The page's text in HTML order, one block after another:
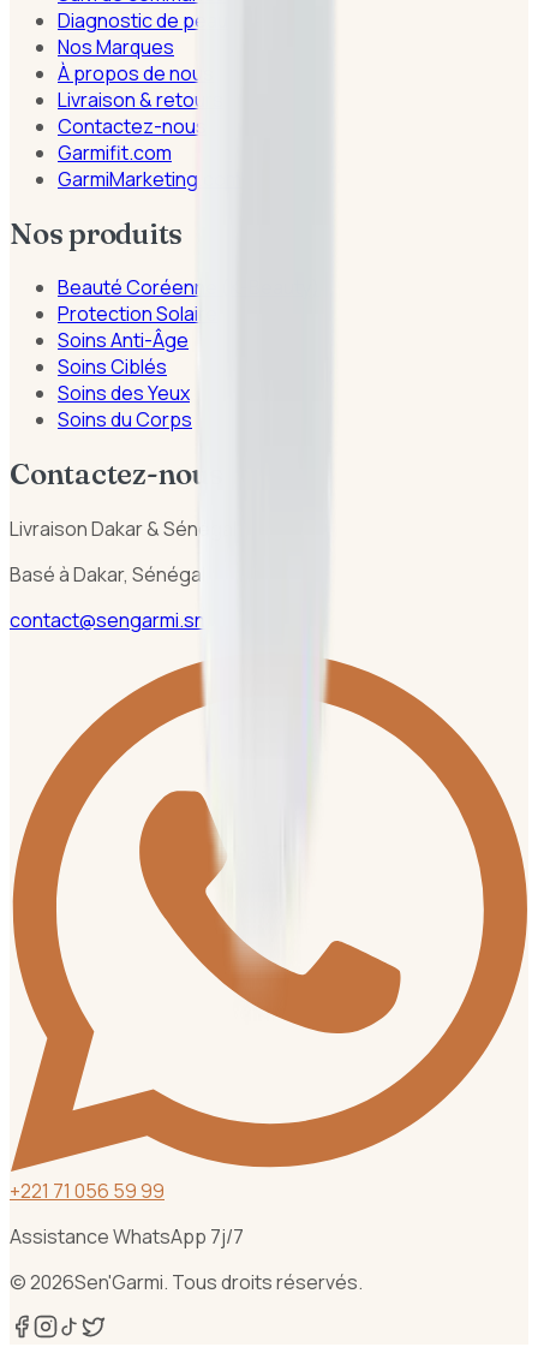
Diagnostic de peau
Nos Marques
À propos de nous
Livraison & retours
Contactez-nous
Garmifit.com
GarmiMarketing.com
Nos produits
Beauté Coréenne (K-Beauty)
Protection Solaire
Soins Anti-Âge
Soins Ciblés
Soins des Yeux
Soins du Corps
Contactez-nous
Livraison Dakar & Sénégal
Basé à Dakar, Sénégal
contact@sengarmi.sn
+221 71 056 59 99
Assistance WhatsApp 7j/7
©2026Sen'Garmi. Tous droits réservés.